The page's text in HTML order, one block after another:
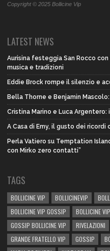
Copyright © 2025 Bollicine Vip
LATEST NEWS
Aurisina festeggia San Rocco
musica e tradizioni
Eddie Brock rompe il silenzio e
Bella Thorne e Benjamin
Cristina Marino e Luca
A Casa di Emy, il gusto dei ricordi
Perla Vatiero su Temptation
con Mirko zero contatti”
TAGS
BOLLICINE VIP BOLLICINEVIP
BOLLICINE VIP GOSSIP
BOLLICINE
GOSSIP BOLLICINE VIP
RIVELAZIONI
GRANDE FRATELLO VIP
GOSSIP